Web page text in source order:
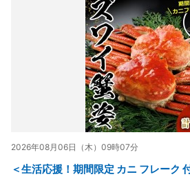
2026年08月06日（木）09時07分
＜生活応援！期間限定 カニ フレーク